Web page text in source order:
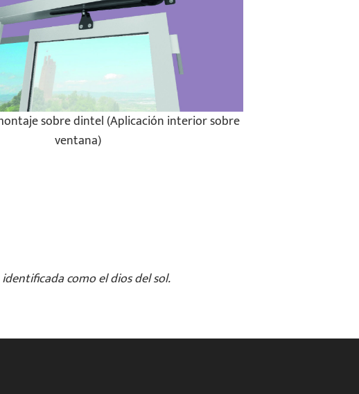
sobre dintel (Aplicación interior sobre
ventana)
como el dios del sol.